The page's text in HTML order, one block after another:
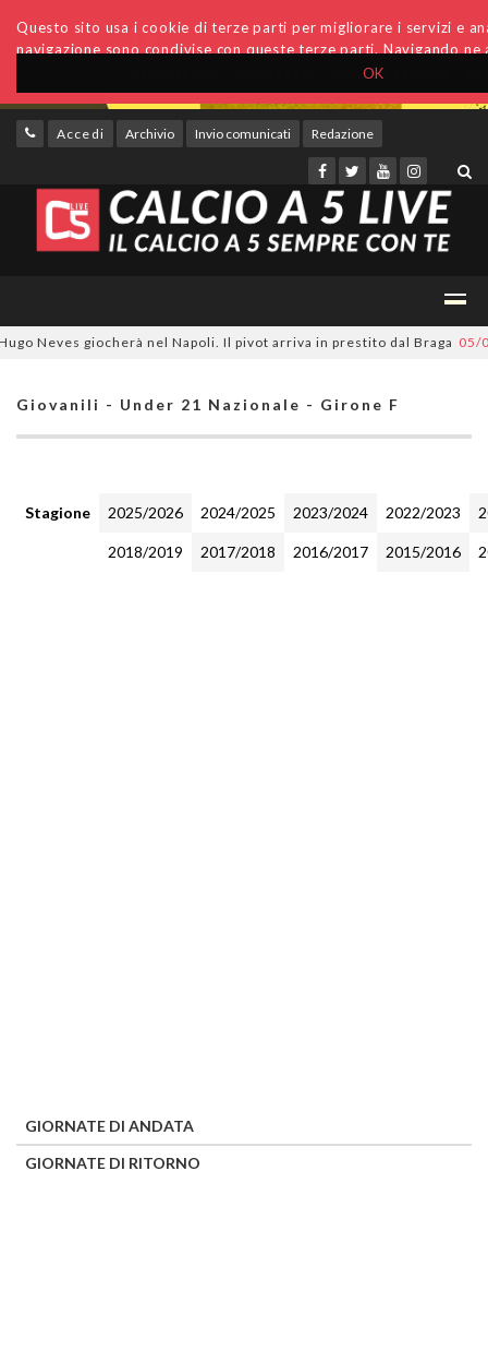
OK
Questo sito usa i cookie di terze parti per migliorare i servizi e
navigazione sono condivise con queste terze parti. Navigando
Accedi Archivio Invio comunicati Redazione
giocherà nel Napoli. Il pivot arriva in prestito dal Braga 05/08/
Giovanili - Under 21 Nazionale - Girone F
Stagione 2025/2026 2024/2025 2023/2024 2022/2023
2018/2019 2017/2018 2016/2017 2015/2016
GIORNATE DI ANDATA
GIORNATE DI RITORNO